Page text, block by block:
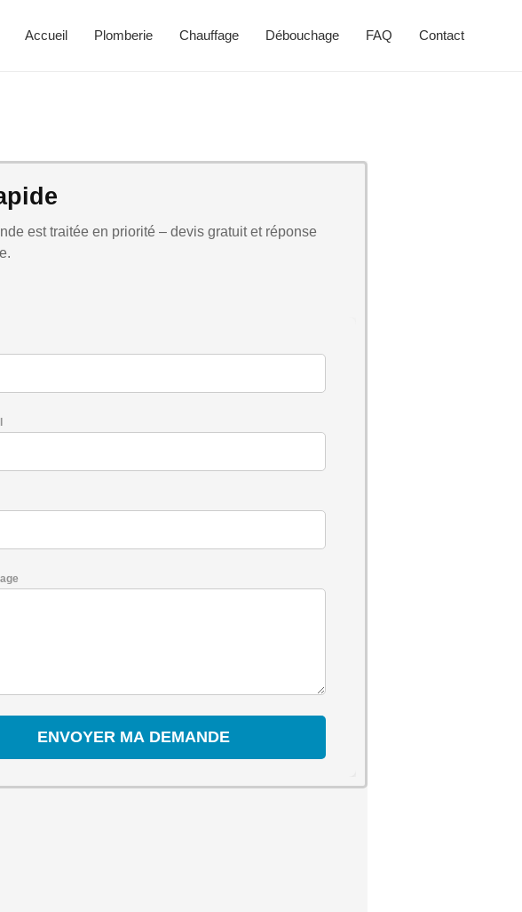
Accueil Plomberie Chauffage Débouchage FAQ Contact
est traitée en priorité – devis gratuit et réponse